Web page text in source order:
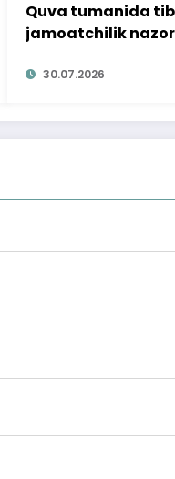
Quva tumanida
jamoatchilik
o‘rganildi
30.07.2026